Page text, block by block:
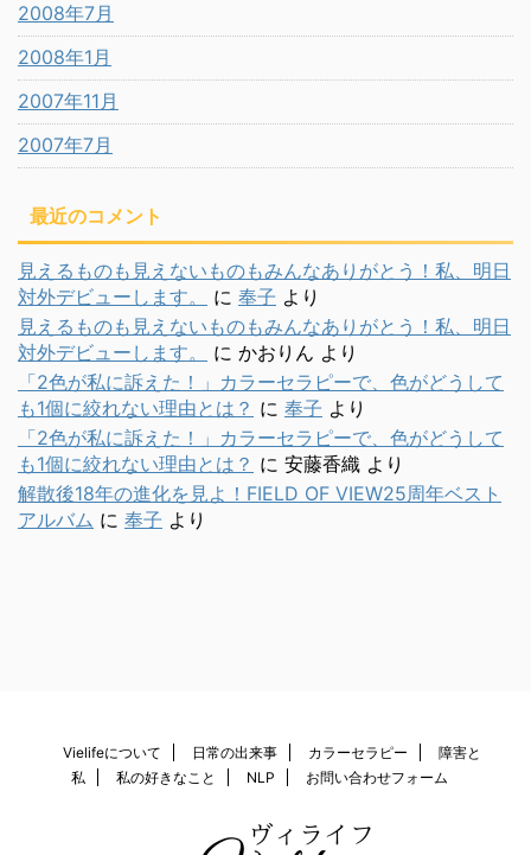
2008年7月
2008年1月
2007年11月
2007年7月
最近のコメント
見えるものも見えないものもみんなありがとう！私、明日
対外デビューします。
に 奉子 より
見えるものも見えないものもみんなありがとう！私、明日
対外デビューします。
に かおりん より
「2色が私に訴えた！」カラーセラピーで、色がどうして
も1個に絞れない理由とは？ に 奉子 より
「2色が私に訴えた！」カラーセラピーで、色がどうして
も1個に絞れない理由とは？ に 安藤香織 より
解散後18年の進化を見よ！FIELD OF VIEW25周年ベスト
アルバム に 奉子 より
Vielifeについて 日常の出来事 カラーセラピー
障害と
私
私の好きなこと NLP お問い合わせフォーム